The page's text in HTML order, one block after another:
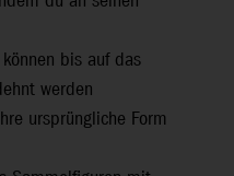
bis auf das
werden
ursprüngliche Form